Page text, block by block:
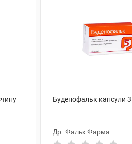
Буденофальк капсули
Др. Фальк Фарма